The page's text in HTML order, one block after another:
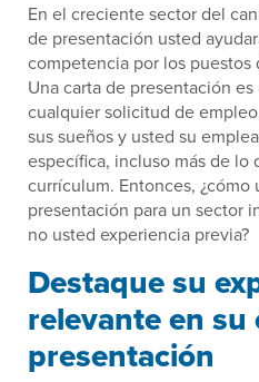
En el creciente sector del
de presentación usted
competencia por los puestos
Una carta de presentación
cualquier solicitud de
sus sueños y usted su
específica, incluso más de lo
currículum. Entonces, ¿cómo
presentación para un sector
no usted experiencia previa?
Destaque su
relevante en su
presentación